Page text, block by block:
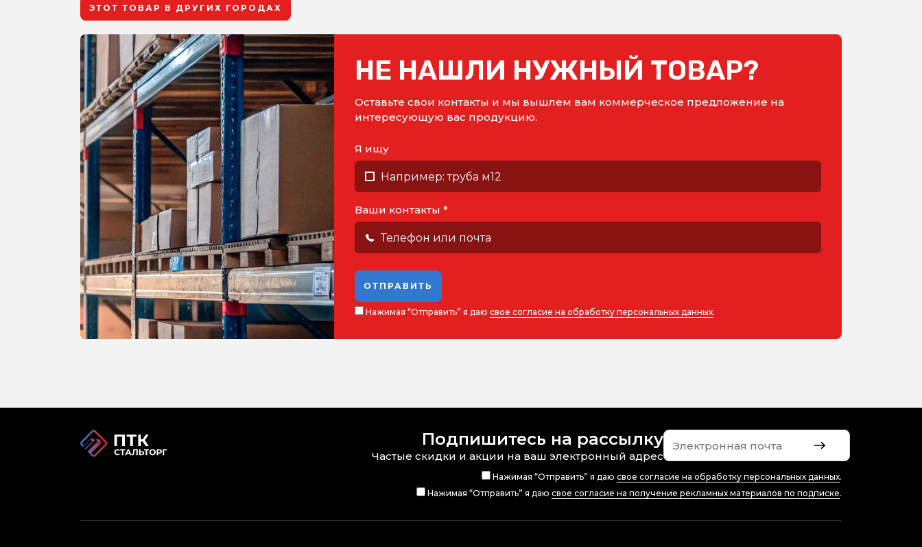
ЭТОТ ТОВАР В ДРУГИХ ГОРОДАХ
НЕ НАШЛИ НУЖНЫЙ ТОВАР?
Оставьте свои контакты и мы вышлем вам коммерческое предложение на
интересующую вас продукцию.
Я ищу
Ваши контакты *
ОТПРАВИТЬ
Нажимая “Отправить” я даю свое согласие на обработку персональных данных.
Подпишитесь на рассылку
Частые скидки и акции на ваш электронный адрес
Нажимая “Отправить” я даю свое согласие на обработку персональных данных.
Нажимая “Отправить” я даю свое согласие на получение рекламных материалов по подписке.